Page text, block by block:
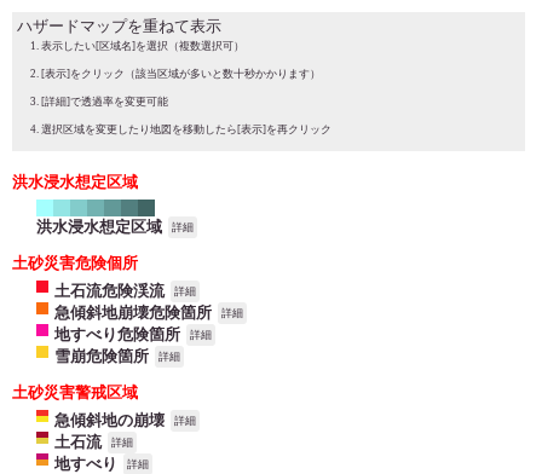
ハザードマップを重ねて表示
表示したい[区域名]を選択（複数選択可）
[表示]をクリック（該当区域が多いと数十秒かかります）
[詳細]で透過率を変更可能
選択区域を変更したり地図を移動したら[表示]を再クリック
洪水浸水想定区域
洪水浸水想定区域 詳細
土砂災害危険個所
土石流危険渓流
詳細
急傾斜地崩壊危険箇所 詳細
地すべり危険箇所 詳細
雪崩危険箇所 詳細
土砂災害警戒区域
急傾斜地の崩壊
詳細
土石流 詳細
地すべり 詳細